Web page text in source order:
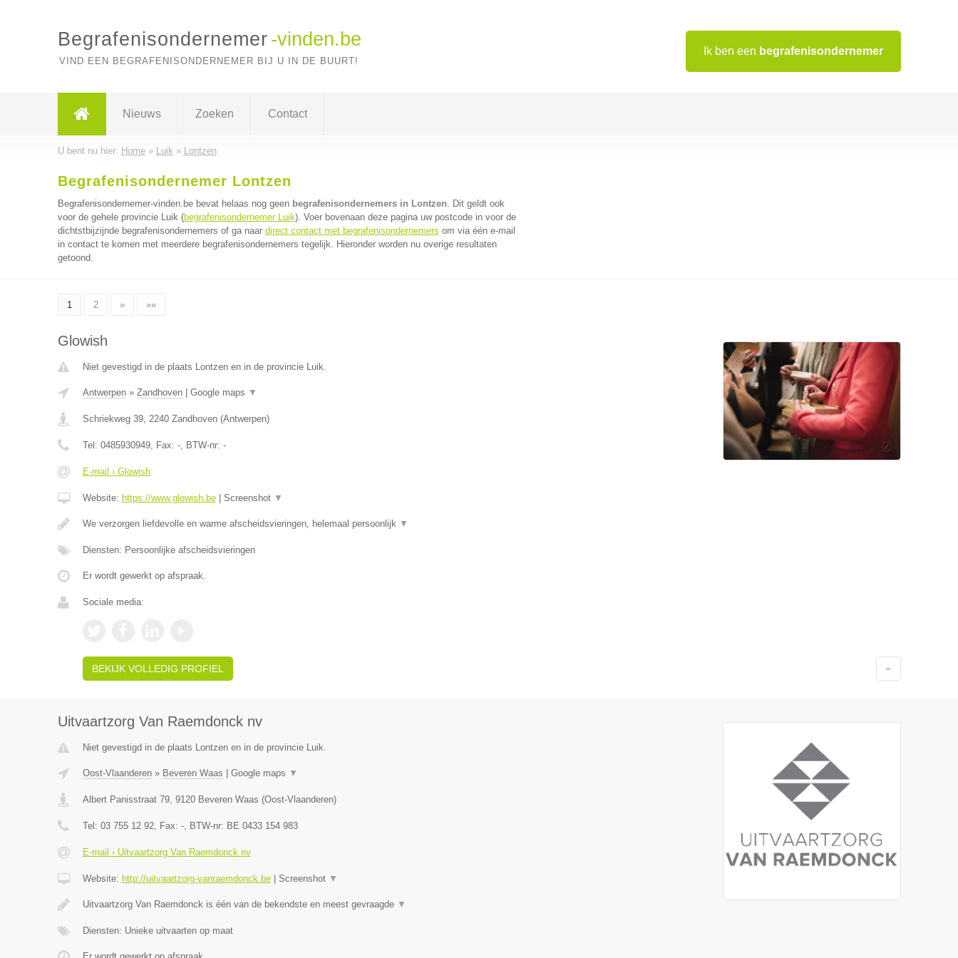
Ik ben een begrafenisondernemer
Begrafenisondernemer -vinden.be
VIND EEN BEGRAFENISONDERNEMER BIJ U IN DE BUURT!
Nieuws Zoeken Contact
U bent nu hier: Home» Luik » Lontzen
Begrafenisondernemer Lontzen
Begrafenisondernemer-vinden.be bevat helaas nog geen begrafenisondernemers in Lontzen. Dit geldt ook
voor de gehele provincie Luik (begrafenisondernemer Luik). Voer bovenaan deze pagina uw postcode in voor de
dichtstbijzijnde begrafenisondernemers of ga naar direct contact met begrafenisondernemers om via één e-mail
in contact te komen met meerdere begrafenisondernemers tegelijk. Hieronder worden nu overige resultaten
getoond.
1 2 » »»
Glowish
Niet gevestigd in de plaats Lontzen en in de provincie Luik.
Antwerpen» Zandhoven| Google maps ▼
Schriekweg 39, 2240 Zandhoven(Antwerpen)
Tel: 0485930949, Fax: -, BTW-nr: -
E-mail › Glowish
Website: https://www.glowish.be| Screenshot ▼
We verzorgen liefdevolle en warme afscheidsvieringen, helemaal persoonlijk ▼
Diensten: Persoonlijke afscheidsvieringen
Er wordt gewerkt op afspraak.
Sociale media:
BEKIJK VOLLEDIG PROFIEL
Uitvaartzorg Van Raemdonck nv
Niet gevestigd in de plaats Lontzen en in de provincie Luik.
Oost-Vlaanderen» Beveren Waas Google maps ▼
Albert Panisstraat 79, 9120 Beveren Waas (Oost-Vlaanderen)
Tel: 03 755 12 92, Fax: -, BTW-nr: BE 0433 154 983
E-mail › Uitvaartzorg Van Raemdonck nv
Website: http://uitvaartzorg-vanraemdonck.be| Screenshot ▼
Uitvaartzorg Van Raemdonck is één van de bekendste en meest gevraagde ▼
Diensten: Unieke uitvaarten op maat